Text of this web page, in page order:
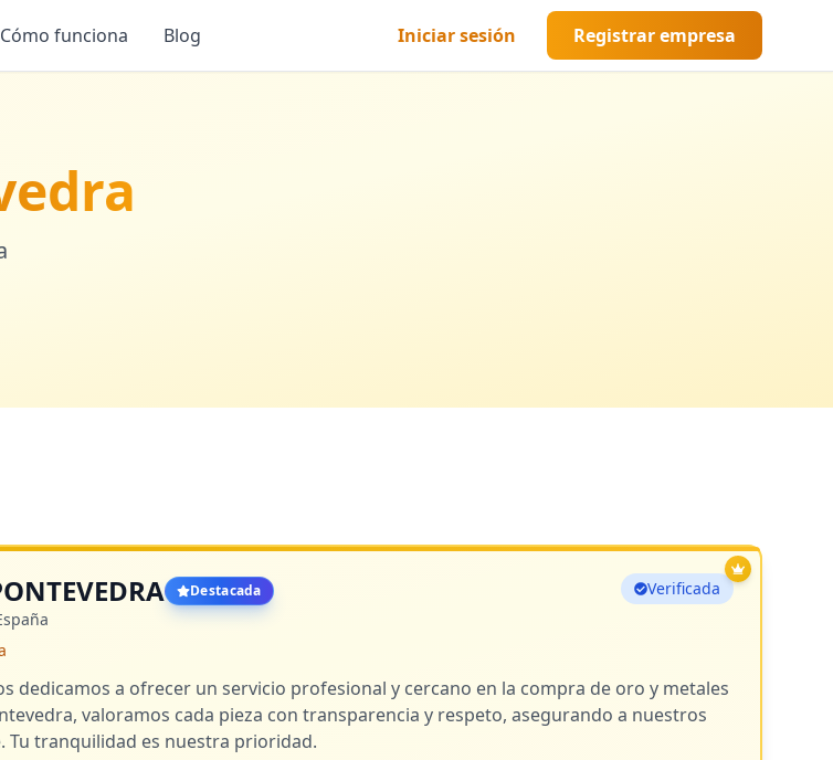
Cómo funciona Blog Iniciar sesión Registrar empresa
Destacada Verificada
dedicamos a ofrecer un servicio profesional y cercano en la compra de oro y metales
valoramos cada pieza con transparencia y respeto, asegurando a nuestros
Tu tranquilidad es nuestra prioridad.